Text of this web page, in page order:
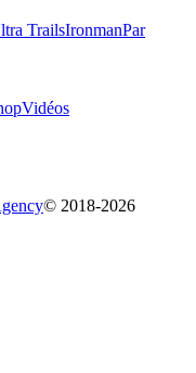
TrailsIronmanPar
Vidéos
© 2018-2026